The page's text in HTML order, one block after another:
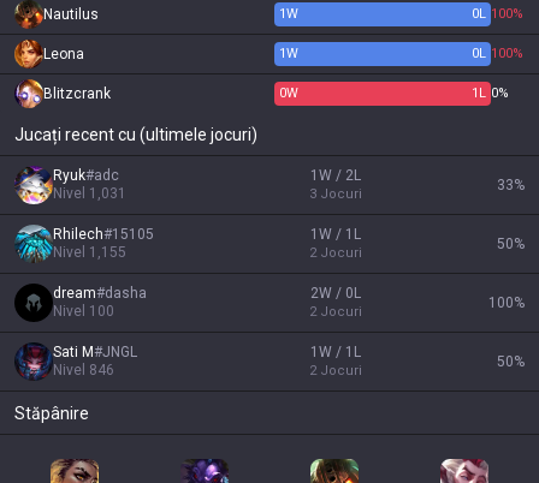
Nautilus 1W 0L 100%
Leona 1W 0L 100%
Blitzcrank 0W 1 L 0%
Jucați recent cu (ultimele jocuri)
Ryuk#adc
Nivel 1,031
1W / 2L
3 Jocuri
33%
Rhilech#15105
Nivel 1,155
1W / 1L
2 Jocuri
50%
dream#dasha
Nivel 100
2W / 0L
2 Jocuri
100%
Sati M#JNGL
Nivel 846
1W / 1L
2 Jocuri
50%
Stăpânire